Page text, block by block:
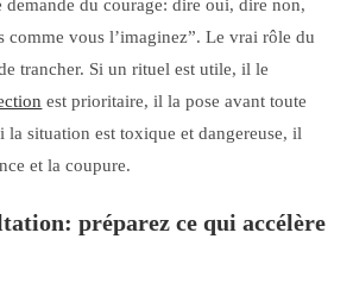
demande du courage: dire oui, dire non,
comme vous l’imaginez”. Le vrai rôle du
trancher. Si un rituel est utile, il le
est prioritaire, il la pose avant toute
la situation est toxique et dangereuse, il
et la coupure.
préparez ce qui accélère